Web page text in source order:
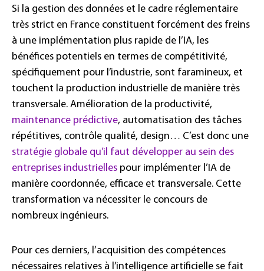
Si la gestion des données et le cadre réglementaire
très strict en France constituent forcément des freins
à une implémentation plus rapide de l’IA, les
bénéfices potentiels en termes de compétitivité,
spécifiquement pour l’industrie, sont faramineux, et
touchent la production industrielle de manière très
transversale. Amélioration de la productivité,
maintenance prédictive, automatisation des tâches
répétitives, contrôle qualité, design… C’est donc une
stratégie globale qu’il faut développer au sein des
entreprises industrielles pour implémenter l’IA de
manière coordonnée, efficace et transversale. Cette
transformation va nécessiter le concours de
nombreux ingénieurs.
Pour ces derniers, l’acquisition des compétences
nécessaires relatives à l’intelligence artificielle se fait